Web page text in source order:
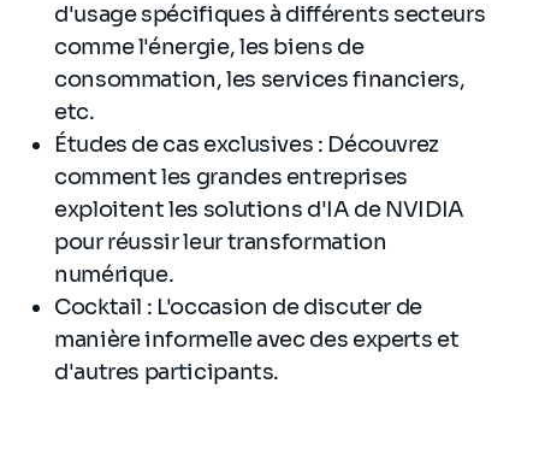
d'usage spécifiques à différents secteurs
comme l'énergie, les biens de
consommation, les services financiers,
etc.
Études de cas exclusives : Découvrez
comment les grandes entreprises
exploitent les solutions d'IA de NVIDIA
pour réussir leur transformation
numérique.
Cocktail : L'occasion de discuter de
manière informelle avec des experts et
d'autres participants.